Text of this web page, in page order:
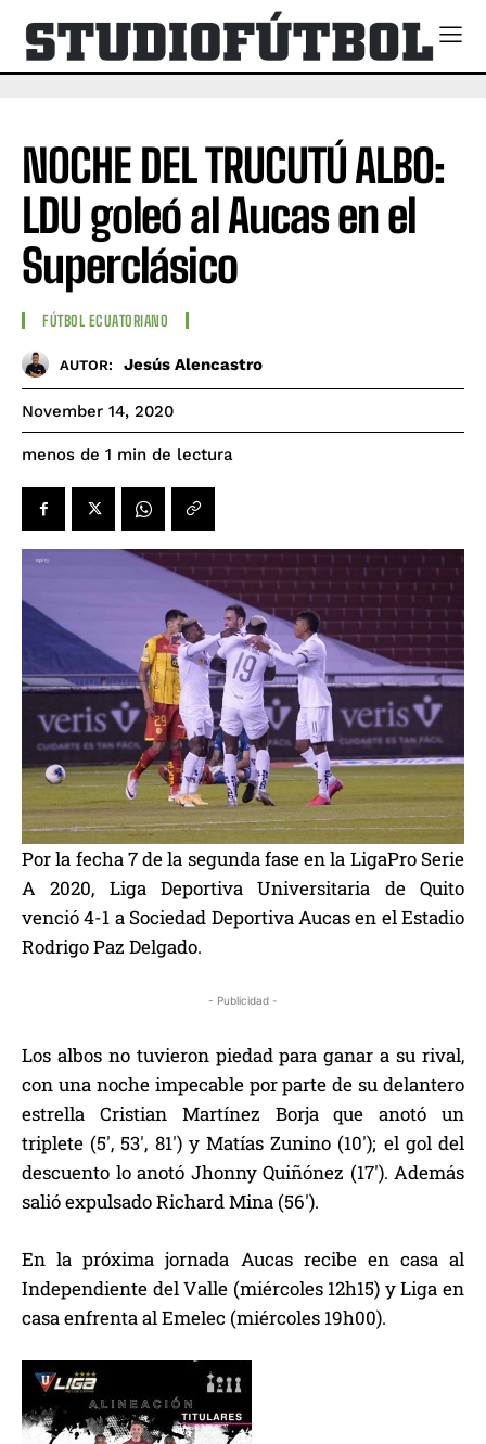
NOCHE DEL TRUCUTÚ ALBO:
LDU goleó al Aucas en el
Superclásico
FÚTBOL ECUATORIANO
AUTOR: Jesús Alencastro
November 14, 2020
menos de 1 min de lectura
Por la fecha 7 de la segunda fase en la LigaPro Serie
A 2020, Liga Deportiva Universitaria de Quito
venció 4-1 a Sociedad Deportiva Aucas en el Estadio
Rodrigo Paz Delgado.
- Publicidad -
Los albos no tuvieron piedad para ganar a su rival,
con una noche impecable por parte de su delantero
estrella Cristian Martínez Borja que anotó un
triplete (5′, 53′, 81′) y Matías Zunino (10′); el gol del
descuento lo anotó Jhonny Quiñónez (17′). Además
salió expulsado Richard Mina (56′).
En la próxima jornada Aucas recibe en casa al
Independiente del Valle (miércoles 12h15) y Liga en
casa enfrenta al Emelec (miércoles 19h00).